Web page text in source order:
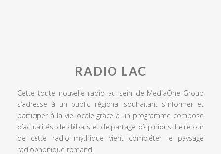
RADIO LAC
Cette toute nouvelle radio au sein de MediaOne Group
s’adresse à un public régional souhaitant s’informer et
participer à la vie locale grâce à un programme composé
d’actualités, de débats et de partage d’opinions. Le retour
de cette radio mythique vient compléter le paysage
radiophonique romand.